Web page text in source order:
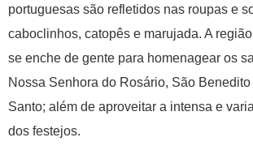
portuguesas são refletidos nas roupas e
caboclinhos, catopês e marujada. A
se enche de gente para homenagear os
Nossa Senhora do Rosário, São
Santo; além de aproveitar a intensa e
dos festejos.